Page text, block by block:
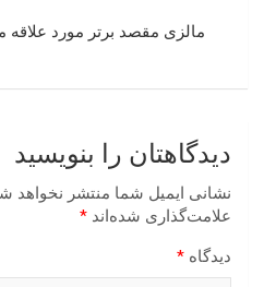
مالزی مقصد برتر مورد
دیدگاهتان را بنویسید
نشانی ایمیل شما منتشر نخواهد
علامت‌گذاری شده‌اند *
دیدگاه *